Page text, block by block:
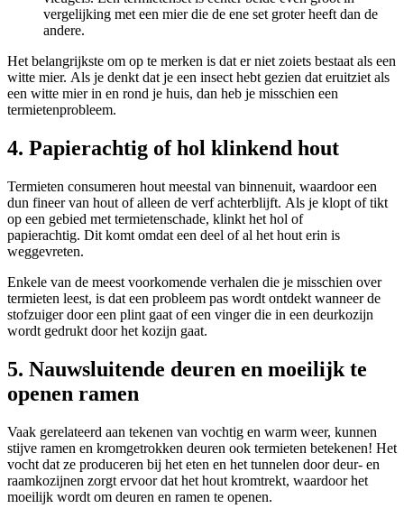
vergelijking met een mier die de ene set groter heeft dan de
andere.
Het belangrijkste om op te merken is dat er niet zoiets bestaat als een
witte mier. Als je denkt dat je een insect hebt gezien dat eruitziet als
een witte mier in en rond je huis, dan heb je misschien een
termietenprobleem.
4. Papierachtig of hol klinkend hout
Termieten consumeren hout meestal van binnenuit, waardoor een
dun fineer van hout of alleen de verf achterblijft. Als je klopt of tikt
op een gebied met termietenschade, klinkt het hol of
papierachtig. Dit komt omdat een deel of al het hout erin is
weggevreten.
Enkele van de meest voorkomende verhalen die je misschien over
termieten leest, is dat een probleem pas wordt ontdekt wanneer de
stofzuiger door een plint gaat of een vinger die in een deurkozijn
wordt gedrukt door het kozijn gaat.
5. Nauwsluitende deuren en moeilijk te
openen ramen
Vaak gerelateerd aan tekenen van vochtig en warm weer, kunnen
stijve ramen en kromgetrokken deuren ook termieten betekenen! Het
vocht dat ze produceren bij het eten en het tunnelen door deur- en
raamkozijnen zorgt ervoor dat het hout kromtrekt, waardoor het
moeilijk wordt om deuren en ramen te openen.